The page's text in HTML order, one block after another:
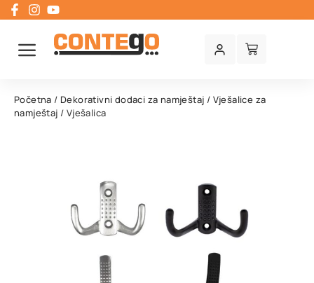
Početna / Dekorativni dodaci za namještaj / Vješalice za
namještaj / Vješalica